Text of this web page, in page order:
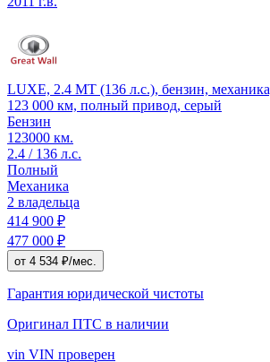
LUXE, 2.4 MT (136 л.с.), бензин,
123 000 км, полный привод, серый
Бензин
123000 км.
2.4 / 136 л.с.
Полный
Механика
2 владельца
414 900 ₽
477 000 ₽
от 4 534 ₽/мес.
Гарантия юридической чистоты
Оригинал ПТС в наличии
vin VIN проверен